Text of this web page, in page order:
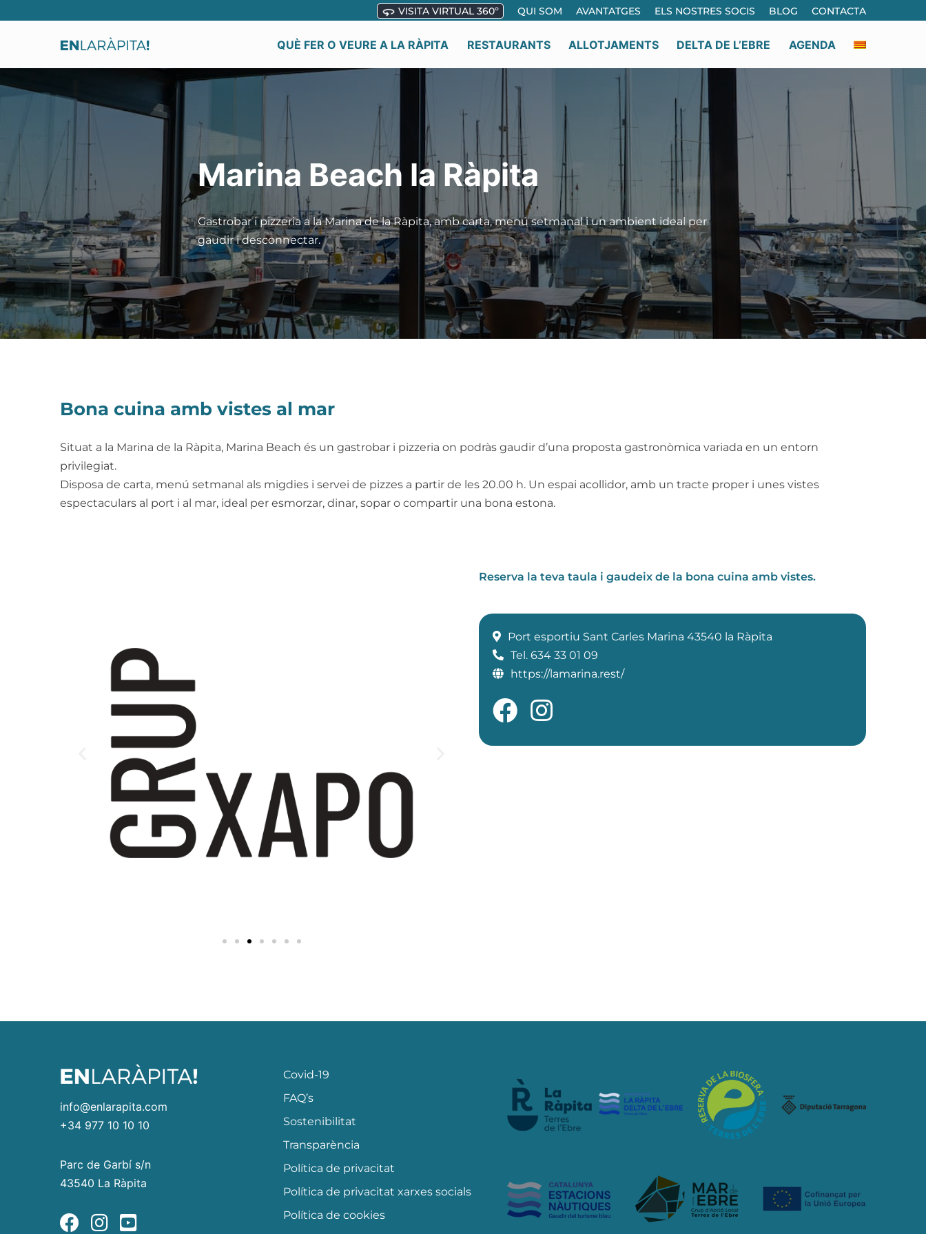
VISITA VIRTUAL 360º QUI SOM AVANTATGES ELS NOSTRES SOCIS BLOG CONTACTA
QUÈ FER O VEURE A LA RÀPITA RESTAURANTS ALLOTJAMENTS DELTA DE L’EBRE AGENDA
Marina Beach la Ràpita
Gastrobar i pizzeria a la Marina de la Ràpita, amb carta, menú setmanal i un ambient ideal per
gaudir i desconnectar.
Bona cuina amb vistes al mar
Situat a la Marina de la Ràpita, Marina Beach és un gastrobar i pizzeria on podràs gaudir d’una proposta gastronòmica variada en un entorn
privilegiat.
Disposa de carta, menú setmanal als migdies i servei de pizzes a partir de les 20.00 h. Un espai acollidor, amb un tracte proper i unes vistes
espectaculars al port i al mar, ideal per esmorzar, dinar, sopar o compartir una bona estona.
Reserva la teva taula i gaudeix de la bona cuina amb vistes.
Port esportiu Sant Carles Marina 43540 la Ràpita
Tel. 634 33 01 09
https://lamarina.rest/
info@enlarapita.com
+34 977 10 10 10
Parc de Garbí s/n
43540 La Ràpita
Covid-19
FAQ’s
Sostenibilitat
Transparència
Política de privacitat
Política de privacitat xarxes socials
Política de cookies